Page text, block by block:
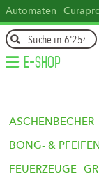
Automaten
how Head Kontakt
E-Shop
ASCHENBECHER
BONG- &
FEUERZEUGE